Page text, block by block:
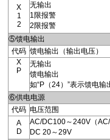
X
1
2
无输出
1限报警
2限报警
⑤馈电输出
代码 馈电输出（输出电压）
X
P
无输出
馈电输出
如“P（24）”表示馈电输
⑥供电电源
代码 电压范围
A
D
AC/DC100～240V（
DC 20～29V